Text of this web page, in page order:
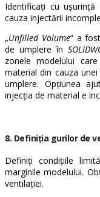
Identificați cu
cauza injectării
„Unfilled Volume” a
de umplere în
zonele modelului
material din cauza
umplere. Opțiunea
injecția de material e
8. Definiția gurilor de
Definiți condițiile
marginile modelului.
ventilației.